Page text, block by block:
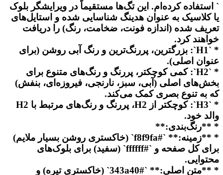
` استفاده کرده‌ام. این تگ‌ها مستقیماً در ویرایشگر بلوک
یا کلاسیک به عنوان هدینگ شناسایی شده و استایل‌های
تعریف شده (اندازه فونت، ضخامت، رنگ) را دریافت
خواهند کرد.
* `H1`: بزرگترین، پررنگ‌ترین و رنگ آبی روشن (برای
عنوان اصلی).
* `H2`: کمی کوچکتر، پررنگ و رنگ‌های متنوع برای
بخش‌های اصلی (آبی، سبز، نارنجی، فیروزه‌ای، بنفش)
که به تنوع بصری کمک می‌کند.
* `H3`: کوچکتر از H2، پررنگ و رنگ‌های مرتبط با H2
والد خود.
* **رنگ‌بندی:**
* **زمینه:** `#f8f9fa` (خاکستری روشن بسیار ملایم)
برای کل صفحه و `#ffffff` (سفید) برای بلوک‌های
محتوایی.
* **متن اصلی:** `#343a40` (خاکستری تیره) و